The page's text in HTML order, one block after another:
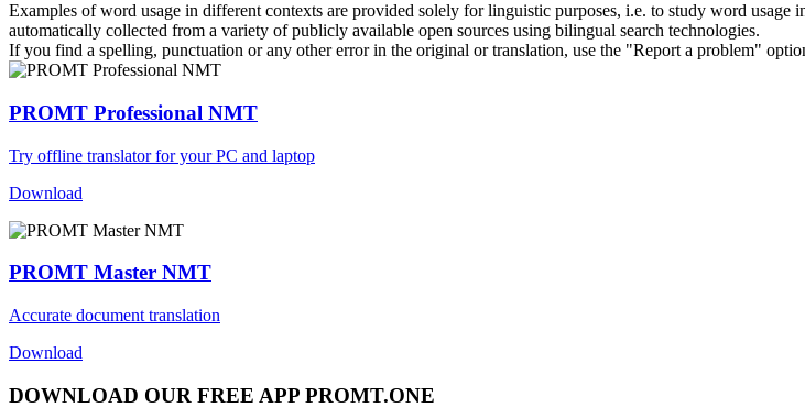
Examples of word usage in different contexts are provided solely for linguistic purposes, i.e. to study word usage
automatically collected from a variety of publicly available open sources using bilingual search technologies.
If you find a spelling, punctuation or any other error in the original or translation, use the "Report a problem"
PROMT Professional NMT
Try offline translator for your PC and laptop
Download
PROMT Master NMT
Accurate document translation
Download
DOWNLOAD OUR FREE APP PROMT.ONE